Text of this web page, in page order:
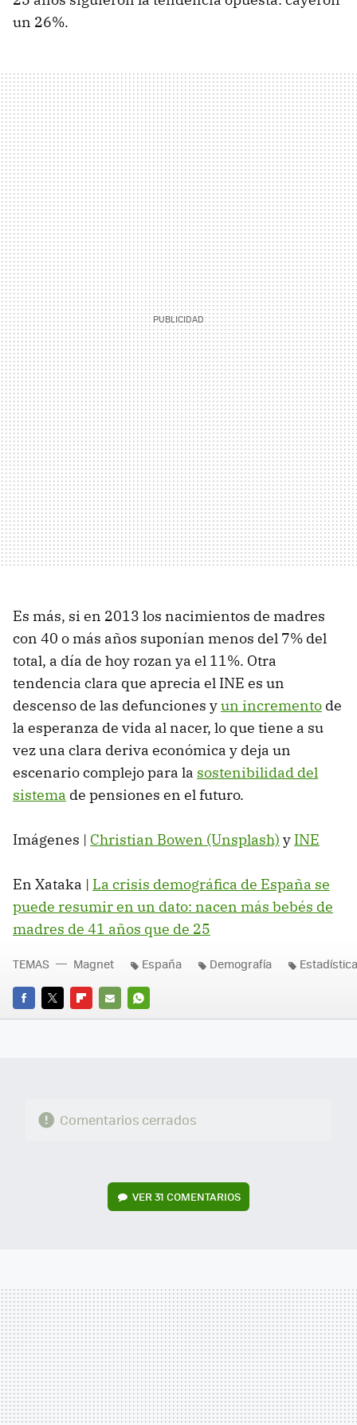
un 26%.
Es más, si en 2013 los nacimientos de madres
con 40 o más años suponían menos del 7% del
total, a día de hoy rozan ya el 11%. Otra
tendencia clara que aprecia el INE es un
descenso de las defunciones yun incremento de
la esperanza de vida al nacer, lo que tiene a su
vez una clara deriva económica y deja un
escenario complejo para la sostenibilidad del
sistema de pensiones en el futuro.
Imágenes | Christian Bowen (Unsplash) y INE
En Xataka | La crisis demográfica de España se
puede resumir en un dato: nacen más bebés de
madres de 41 años que de 25
FACEBOOK
TWITTERFLIPBOARD
E-
WHATSAPP
TEMAS Magnet España Demografía
Comentarios cerrados
VER 31 COMENTARIOS